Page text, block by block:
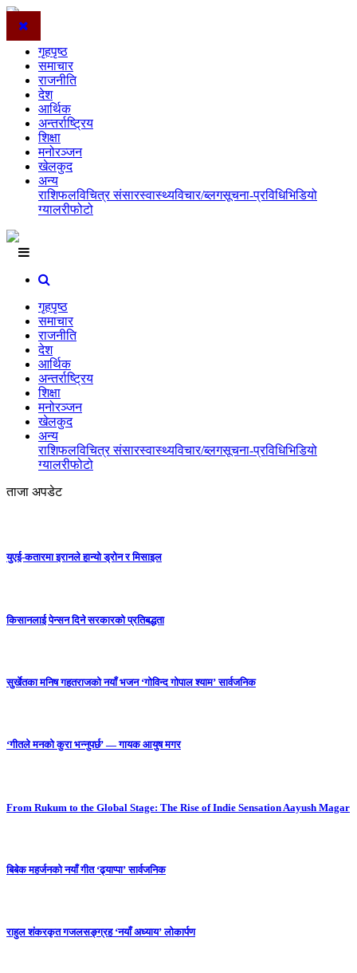
गृहपृष्ठ
समाचार
राजनीति
देश
आर्थिक
अन्तर्राष्ट्रिय
शिक्षा
मनोरञ्जन
खेलकुद
अन्य
राशिफलविचित्र संसारस्वास्थ्यविचार/ब्लगसूचना-प्रविधिभिडियो
ग्यालरीफोटो
गृहपृष्ठ
समाचार
राजनीति
देश
आर्थिक
अन्तर्राष्ट्रिय
शिक्षा
मनोरञ्जन
खेलकुद
अन्य
राशिफलविचित्र संसारस्वास्थ्यविचार/ब्लगसूचना-प्रविधिभिडियो
ग्यालरीफोटो
ताजा अपडेट
युएई-कतारमा इरानले हान्यो ड्रोन र मिसाइल
किसानलाई पेन्सन दिने सरकारको प्रतिबद्धता
सुर्खेतका मनिष गहतराजको नयाँ भजन ‘गोविन्द गोपाल श्याम’ सार्वजनिक
‘गीतले मनको कुरा भन्नुपर्छ’ — गायक आयुष मगर
From Rukum to the Global Stage: The Rise of Indie Sensation Aayush Magar
बिबेक महर्जनको नयाँ गीत ‘ढ्याप्पा’ सार्वजनिक
राहुल शंकरकृत गजलसङ्ग्रह ‘नयाँ अध्याय’ लोकार्पण